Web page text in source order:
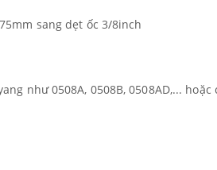
sang dẹt ốc 3/8inch
như 0508A, 0508B, 0508AD,... hoặc